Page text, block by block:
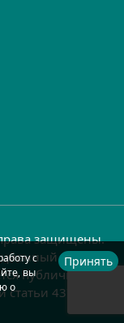
защищены.
характер
публичной
437 ГК РФ
с
вы
о
Принять